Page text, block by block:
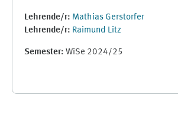
Lehrende/r: Mathias Gerstorfer
Lehrende/r: Raimund Litz
Semester: WiSe 2024/25